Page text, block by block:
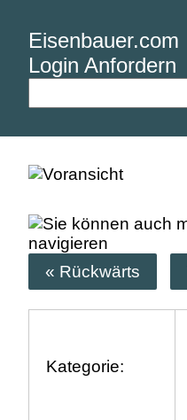
Eisenbauer.com
Login Anfordern
« Rückwärts
Kategorie: